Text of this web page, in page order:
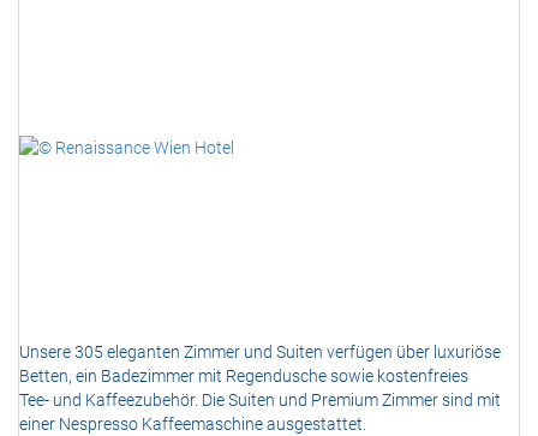
Unsere 305 eleganten Zimmer und Suiten verfügen über luxuriöse
Betten, ein Badezimmer mit Regendusche sowie kostenfreies
Tee- und Kaffeezubehör. Die Suiten und Premium Zimmer sind mit
einer Nespresso Kaffeemaschine ausgestattet.